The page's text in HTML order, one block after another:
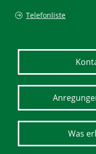
Telefonliste
Was